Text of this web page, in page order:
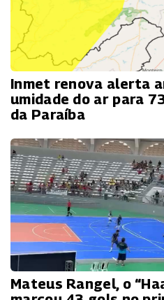
Inmet renova alerta
umidade do ar para
da Paraíba
Mateus Rangel, o